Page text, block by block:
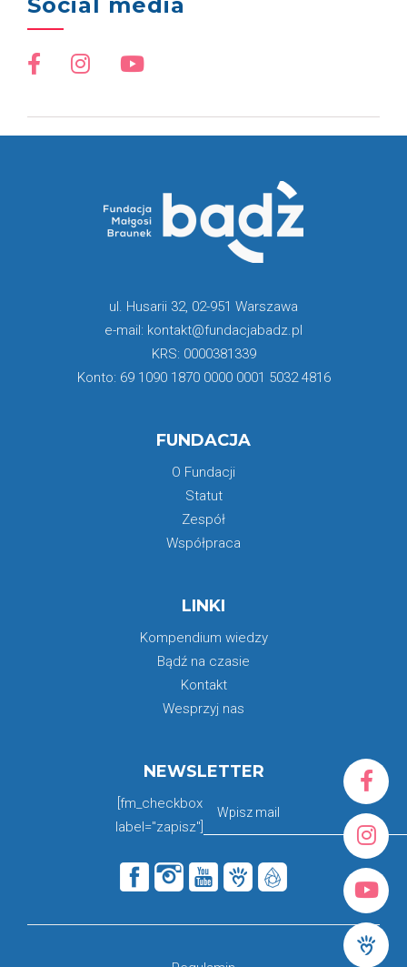
ul. Husarii 32, 02-951 Warszawa
e-mail: kontakt@fundacjabadz.pl
KRS: 0000381339
Konto: 69 1090 1870 0000 0001 5032 4816
FUNDACJA
O Fundacji
Statut
Zespół
Współpraca
LINKI
Kompendium wiedzy
Bądź na czasie
Kontakt
Wesprzyj nas
NEWSLETTER
[fm_checkbox
label="zapisz"]